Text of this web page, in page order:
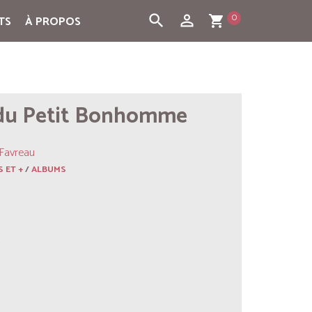
À PROPOS shopping_cart 0
person_outline
search
Petit Bonhomme
ET +/ALBUMS